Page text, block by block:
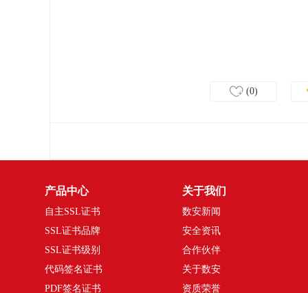
(0)
产品中心
自主SSL证书
SSL证书品牌
SSL证书级别
代码签名证书
PDF签名证书
关于我们
数安新闻
安全资讯
合作伙伴
关于数安
资质荣誉